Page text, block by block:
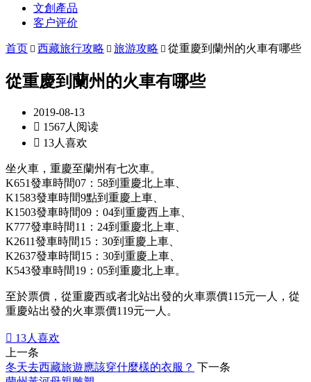
文創產品
客户评价
首页  西藏旅行攻略  旅游攻略  從重慶到蘭州的火車有哪些
從重慶到蘭州的火車有哪些
2019-08-13
 1567人阅读
 13人喜欢
坐火車，重慶至蘭州有七次車。
K651發車時間07：58到重慶北上車、
K1583發車時間9點到重慶上車、
K1503發車時間09：04到重慶西上車、
K777發車時間11：24到重慶北上車、
K2611發車時間15：30到重慶上車、
K2637發車時間15：30到重慶上車、
K543發車時間19：05到重慶北上車。
至於票價，從重慶西或者北站出發的火車票價115元一人，從
重慶站出發的火車票價119元一人。
 13人喜欢
上一条
冬天去西藏旅遊應該穿什麼樣的衣服？ 下一条